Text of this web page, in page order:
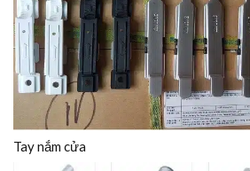
Tay nắm cửa